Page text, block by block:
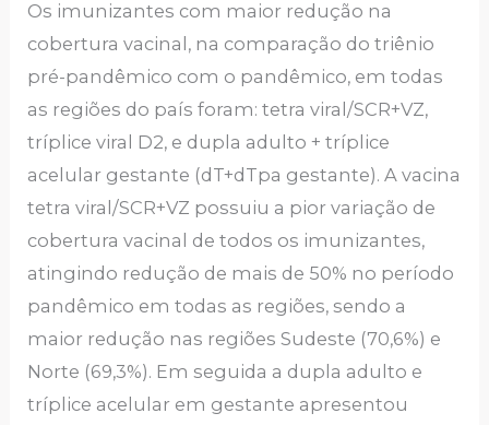
Os imunizantes com maior redução na
cobertura vacinal, na comparação do triênio
pré-pandêmico com o pandêmico, em todas
as regiões do país foram: tetra viral/SCR+VZ,
tríplice viral D2, e dupla adulto + tríplice
acelular gestante (dT+dTpa gestante). A vacina
tetra viral/SCR+VZ possuiu a pior variação de
cobertura vacinal de todos os imunizantes,
atingindo redução de mais de 50% no período
pandêmico em todas as regiões, sendo a
maior redução nas regiões Sudeste (70,6%) e
Norte (69,3%). Em seguida a dupla adulto e
tríplice acelular em gestante apresentou